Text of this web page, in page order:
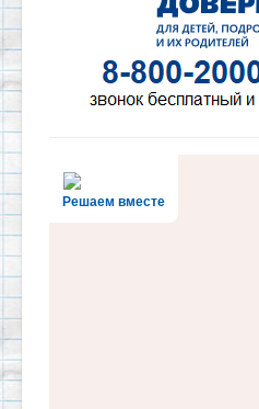
Решаем вместе